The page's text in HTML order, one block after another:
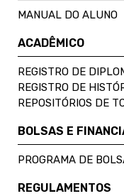
MANUAL DO ALUNO
ACADÊMICO
REGISTRO DE
REGISTRO DE
REPOSITÓRIOS DE
BOLSAS E
PROGRAMA DE
REGULAMENTOS